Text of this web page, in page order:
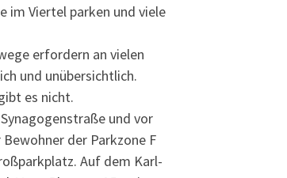
im Viertel parken und viele
erfordern an vielen
und unübersichtlich.
es nicht.
und vor
der Parkzone F
Auf dem Karl-